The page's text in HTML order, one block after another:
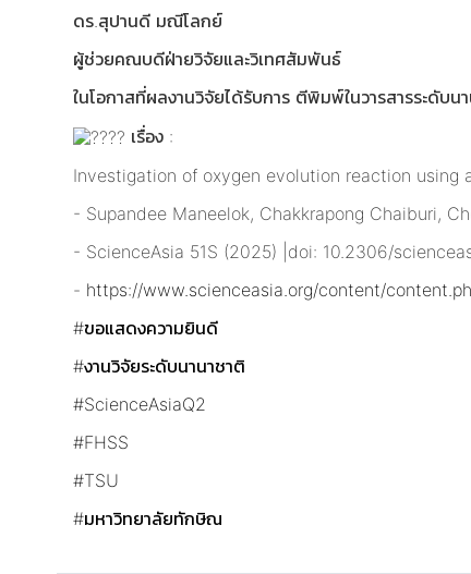
ดร.สุปานดี มณีโลกย์
ผู้ช่วยคณบดีฝ่ายวิจัยและวิเทศสัมพันธ์
ในโอกาสที่ผลงานวิจัยได้รับการ ตีพิมพ์ในวารสารระดับน
เรื่อง :
Investigation of oxygen evolution reaction
- Supandee Maneelok, Chakkrapong Chaiburi,
- ScienceAsia 51S (2025) |doi: 10.2306/
- https://www.scienceasia.org/content/
#ขอแสดงความยินดี
#งานวิจัยระดับนานาชาติ
#ScienceAsiaQ2
#FHSS
#TSU
#มหาวิทยาลัยทักษิณ